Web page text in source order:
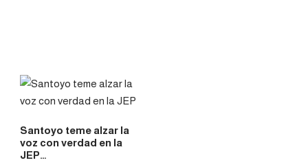
Santoyo teme alzar la
voz con verdad en la
JEP…